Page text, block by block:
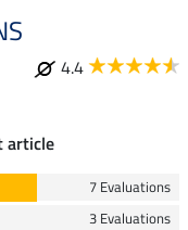
4.4
article
7 Evaluations
3 Evaluations